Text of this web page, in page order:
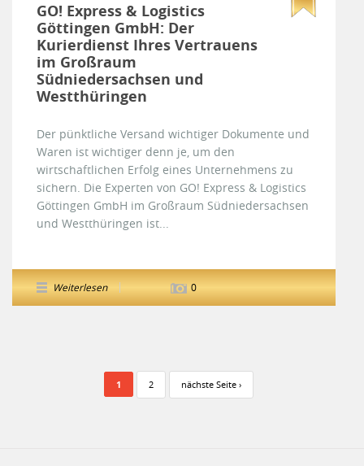
GO! Express & Logistics
Göttingen GmbH: Der
Kurierdienst Ihres Vertrauens
im Großraum
Südniedersachsen und
Westthüringen
Der pünktliche Versand wichtiger Dokumente und
Waren ist wichtiger denn je, um den
wirtschaftlichen Erfolg eines Unternehmens zu
sichern. Die Experten von GO! Express & Logistics
Göttingen GmbH im Großraum Südniedersachsen
und Westthüringen ist...
Weiterlesen 0
1 2 nächste Seite ›